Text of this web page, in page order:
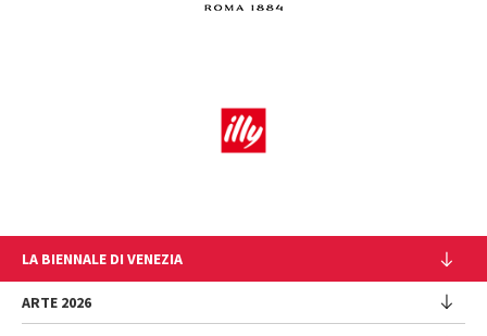
LA BIENNALE DI VENEZIA
L'Istituzione
Cariche istituzionali
ARTE 2026